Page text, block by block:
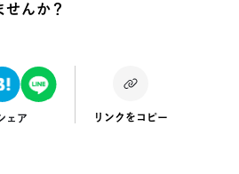
せんか？
ェア リンクをコピー